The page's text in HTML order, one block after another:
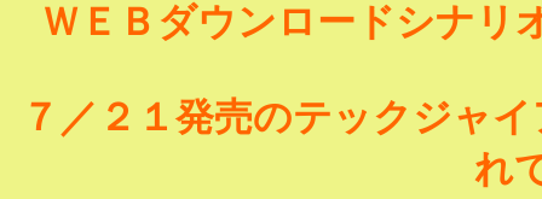
ＷＥＢダウンロードシナリ
７／２１発売のテックジャ
れ